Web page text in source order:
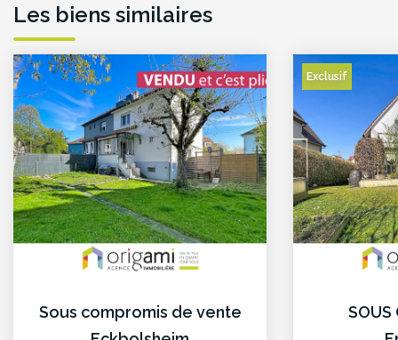
Les biens similaires
Sous compromis de vente
Exclusif
SOUS